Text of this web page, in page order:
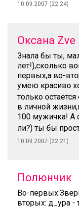
10.09.2007 (22:24)
Оксана Zve
Знала бы ты,
лет!),сколько
первых,а во-
умею красиво
только
в личной
100 мужичка! А
ли?) ты бы
10.09.2007 (22:21)
Полюнчик
Во-
вторых: д_ура -